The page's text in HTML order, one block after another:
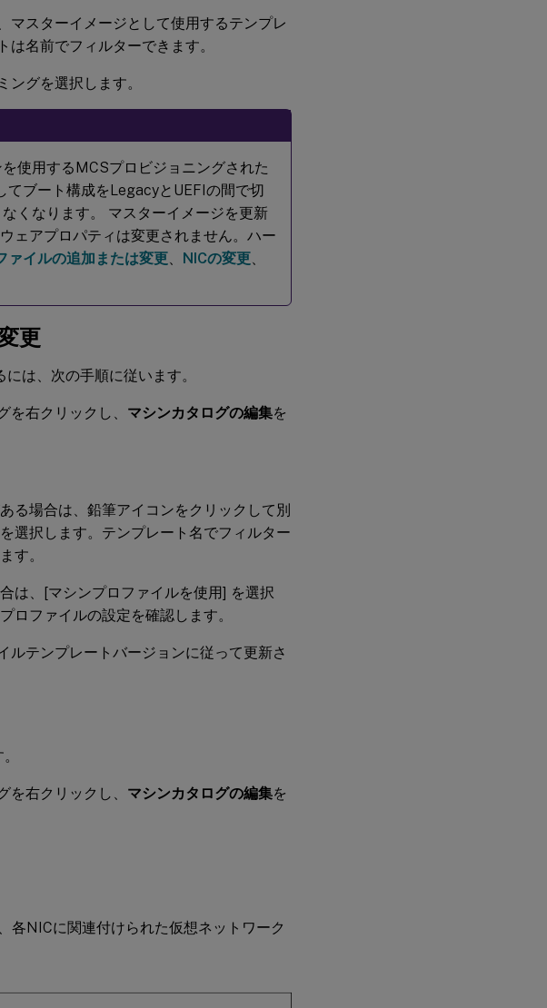
マスターイメージとして使用するテンプレ
名前でフィルターできます。
グを選択します。
使用するMCSプロビジョニングされた
ブート構成をLegacyとUEFIの間で切
くなります。 マスターイメージを更新
ェアプロパティは変更されません。ハー
ァイルの追加または変更、 NICの変更、
更
は、次の手順に従います。
右クリックし、 マシンカタログの編集を
る場合は、鉛筆アイコンをクリックして別
選択します。テンプレート名でフィルター
す。
は、[マシンプロファイルを使用] を選択
ロファイルの設定を確認します。
ルテンプレートバージョンに従って更新さ
右クリックし、 マシンカタログの編集を
各NICに関連付けられた仮想ネットワーク